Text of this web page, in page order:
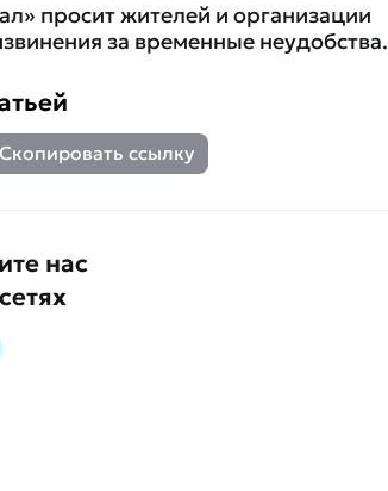
просит жителей и организации
за временные неудобства.
Скопировать ссылку
нас